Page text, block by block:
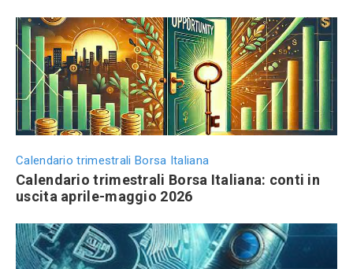
Calendario trimestrali Borsa Italiana
Calendario trimestrali Borsa Italiana: conti in
uscita aprile-maggio 2026